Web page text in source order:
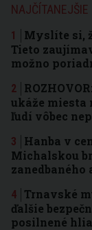
NAJČÍTANEJŠIE
Myslíte si,
Tieto
možno
ukáže miesta
ľudí vôbec
Hanba v
Michalskou
zanedbaného
Trnavské
ďalšie
posilnené